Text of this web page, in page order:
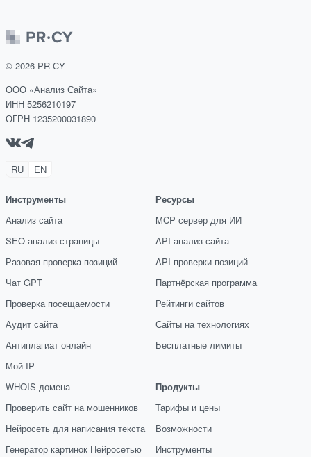
© 2026 PR-CY
ООО «Анализ Сайта»
ИНН 5256210197
ОГРН 1235200031890
RU EN
Инструменты
Анализ сайта
SEO-анализ страницы
Разовая проверка позиций
Чат GPT
Проверка посещаемости
Аудит сайта
Антиплагиат онлайн
Мой IP
WHOIS домена
Проверить сайт на мошенников
Нейросеть для написания текста
Генератор картинок Нейросетью
Ресурсы
MCP сервер для ИИ
API анализ сайта
API проверки позиций
Партнёрская программа
Рейтинги сайтов
Сайты на технологиях
Бесплатные лимиты
Продукты
Тарифы и цены
Возможности
Инструменты